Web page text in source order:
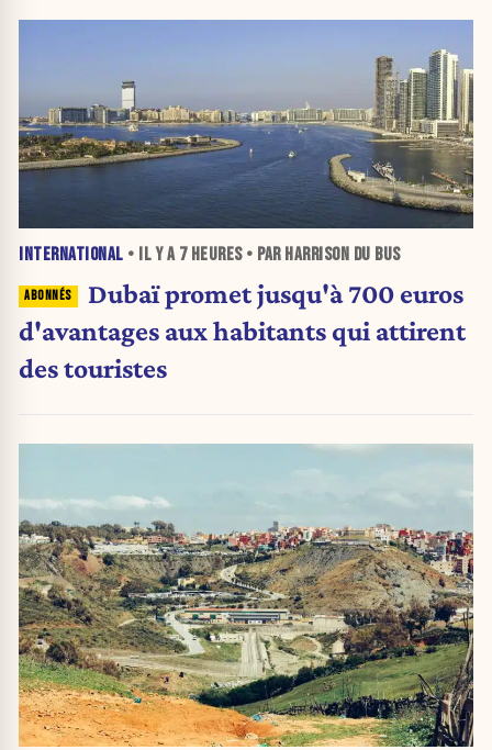
INTERNATIONAL • IL Y A 7 HEURES• PAR HARRISON DU BUS
Dubaï promet jusqu'à 700 euros
d'avantages aux habitants qui attirent
des touristes